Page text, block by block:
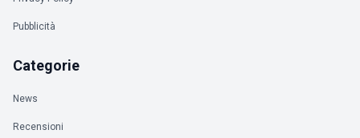
Pubblicità
Categorie
News
Recensioni